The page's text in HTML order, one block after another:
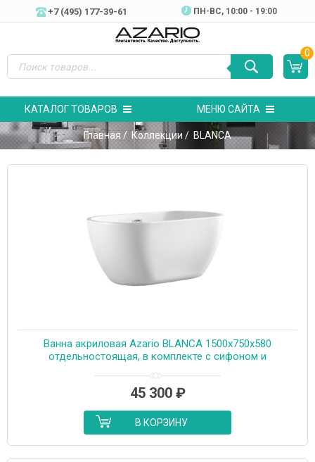
+7 (495) 177-39-61 ПН-ВC, 10:00 - 19:00
0
КАТАЛОГ ТОВАРОВ МЕНЮ САЙТА
Главная/Коллекции / BLANCA
Ванна акриловая Azario BLANCA 1500x750x580
отдельностоящая, в комплекте с сифоном и
45 300 ₽
В КОРЗИНУ